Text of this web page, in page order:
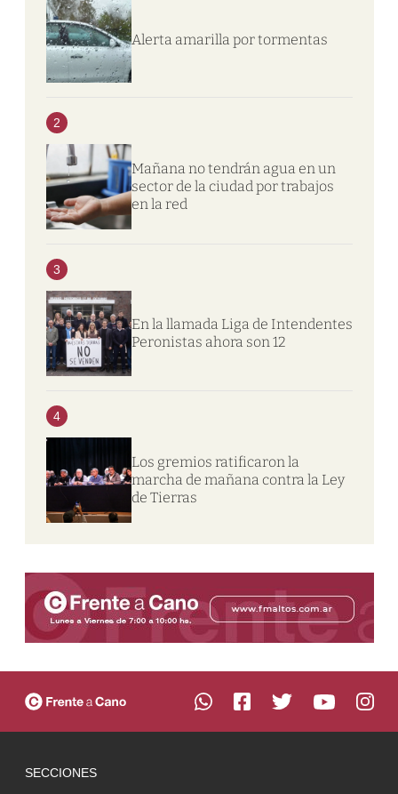
Alerta amarilla por tormentas
2
Mañana no tendrán agua en un
sector de la ciudad por trabajos
en la red
3
En la llamada Liga de Intendentes
Peronistas ahora son 12
4
Los gremios ratificaron la
marcha de mañana contra la Ley
de Tierras
SECCIONES